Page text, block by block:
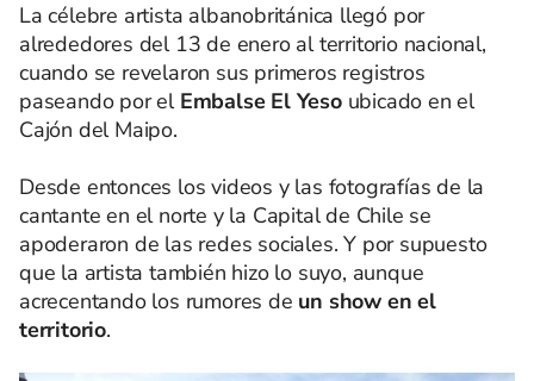
La célebre artista albanobritánica llegó por
alrededores del 13 de enero al territorio nacional,
cuando se revelaron sus primeros registros
paseando por el Embalse El Yesoubicado en el
Cajón del Maipo.
Desde entonces los videos y las fotografías de la
cantante en el norte y la Capital de Chile se
apoderaron de las redes sociales. Y por supuesto
que la artista también hizo lo suyo, aunque
acrecentando los rumores de un show en el
territorio.